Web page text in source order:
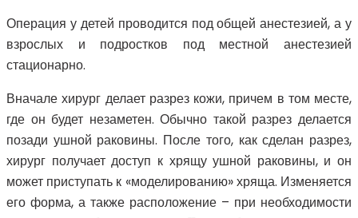
Операция у детей проводится под общей анестезией, а у
взрослых и подростков под местной анестезией
стационарно.
Вначале хирург делает разрез кожи, причем в том месте,
где он будет незаметен. Обычно такой разрез делается
позади ушной раковины. После того, как сделан разрез,
хирург получает доступ к хрящу ушной раковины, и он
может приступать к «моделированию» хряща. Изменяется
его форма, а также расположение – при необходимости